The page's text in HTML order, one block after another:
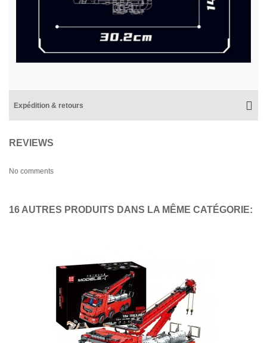
Expédition & retours
REVIEWS
No comments
16 AUTRES PRODUITS DANS LA MÊME CATÉGORIE: